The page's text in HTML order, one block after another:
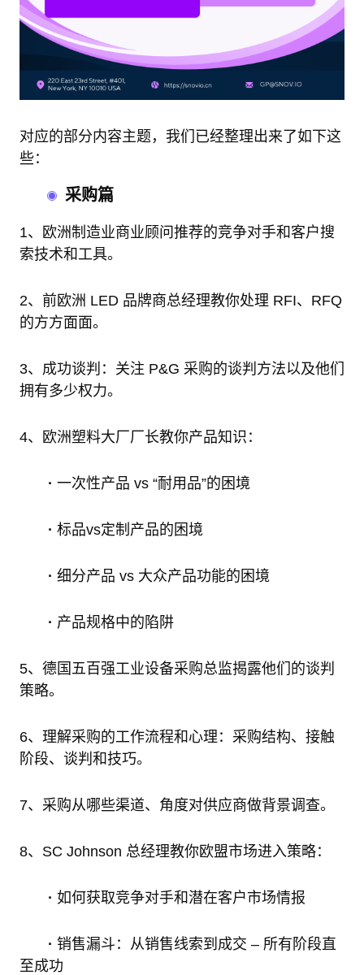
对应的部分内容主题，我们已经整理出来了如下这
些：
采购篇
1、欧洲制造业商业顾问推荐的竞争对手和客户搜
索技术和工具。
2、前欧洲 LED 品牌商总经理教你处理 RFI、RFQ
的方方面面。
3、成功谈判：关注 P&G 采购的谈判方法以及他们
拥有多少权力。
4、欧洲塑料大厂厂长教你产品知识：
· 一次性产品 vs “耐用品”的困境
· 标品vs定制产品的困境
· 细分产品 vs 大众产品功能的困境
· 产品规格中的陷阱
5、德国五百强工业设备采购总监揭露他们的谈判
策略。
6、理解采购的工作流程和心理：采购结构、接触
阶段、谈判和技巧。
7、采购从哪些渠道、角度对供应商做背景调查。
8、SC Johnson 总经理教你欧盟市场进入策略：
· 如何获取竞争对手和潜在客户市场情报
· 销售漏斗：从销售线索到成交 – 所有阶段直
至成功